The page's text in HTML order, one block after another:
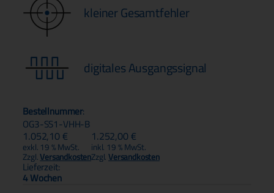
kleiner Gesamtfehler
digitales Ausgangssignal
Bestellnummer:
OG3-SS1-VHH-B
1.052,10€
exkl. 19 % MwSt.
Zzgl.Versandkosten
1.252,00€
inkl. 19 % MwSt.
Zzgl.Versandkosten
Lieferzeit:
4 Wochen